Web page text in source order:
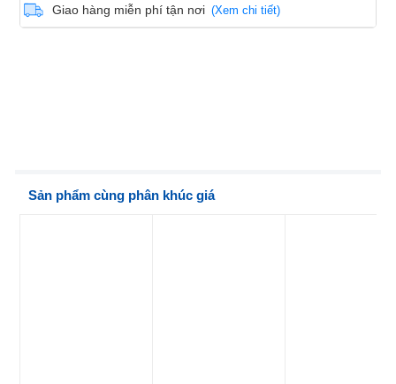
Giao hàng miễn phí tận nơi (Xem chi tiết)
Sản phẩm cùng phân khúc giá